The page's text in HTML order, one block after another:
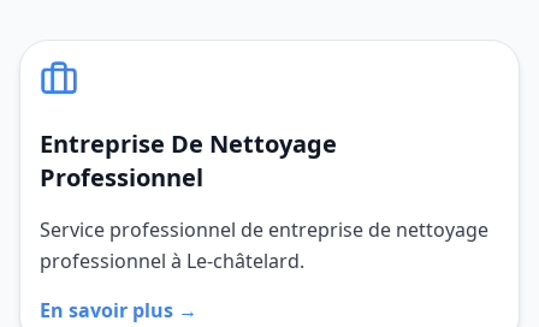
Entreprise De Nettoyage
Professionnel
Service professionnel de entreprise de nettoyage
professionnel à Le-châtelard.
En savoir plus →